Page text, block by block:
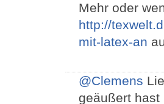
Mehr oder
http://
mit-latex-an
@Clemens
geäußert hast